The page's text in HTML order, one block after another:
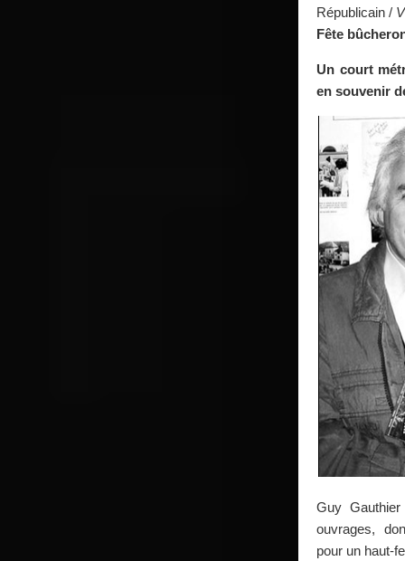
Républicain /
Fête
Un court
en souvenir
Guy
ouvrages,
pour un haut-